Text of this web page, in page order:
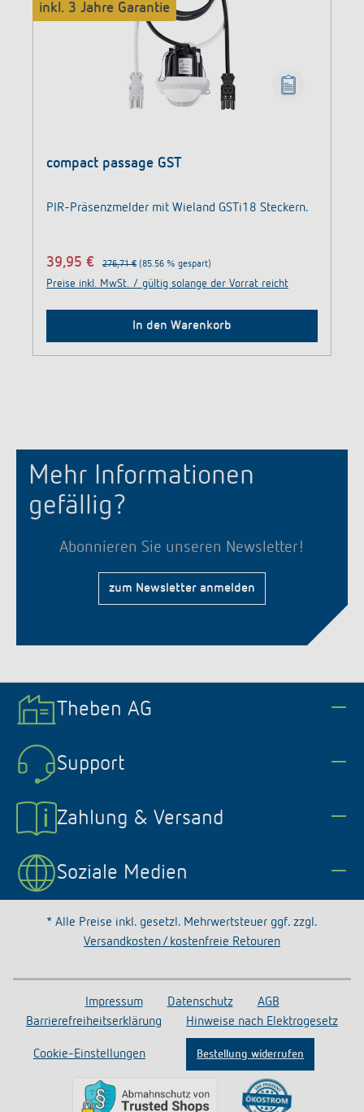
inkl. 3 Jahre Garantie
compact passage GST
PIR-Präsenzmelder mit Wieland GSTi18 Steckern.
39,95 € 276,71 € (85.56 % gespart)
Preise inkl. MwSt. / gültig solange der Vorrat reicht
In den Warenkorb
Mehr Informationen
gefällig?
Abonnieren Sie unseren Newsletter!
zum Newsletter anmelden
Theben AG
Support
Zahlung & Versand
Soziale Medien
* Alle Preise inkl. gesetzl. Mehrwertsteuer ggf. zzgl.
Versandkosten / kostenfreie Retouren
Impressum Datenschutz
AGB
Barrierefreiheitserklärung
Hinweise nach Elektrogesetz
Cookie-Einstellungen Bestellung widerrufen